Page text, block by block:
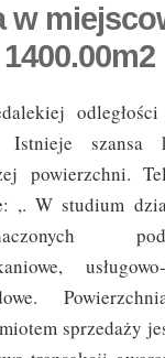
w
Istnieje szansa
powierzchni.
,. W studium
sprzedaży